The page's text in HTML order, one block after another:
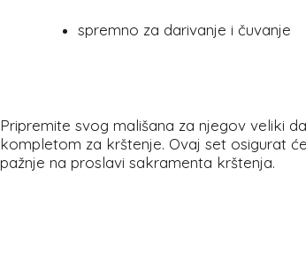
spremno za darivanje i čuvanje
Pripremite svog mališana za njegov veliki
kompletom za krštenje. Ovaj set osigurat
pažnje na proslavi sakramenta krštenja.